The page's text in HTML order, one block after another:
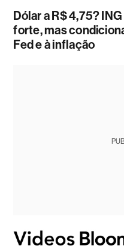
Dólar a R$ 4,75?
forte, mas
Fed e à inflação